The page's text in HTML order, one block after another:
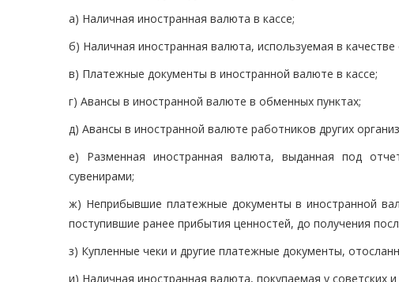
а) Наличная иностранная валюта в кассе;
б) Наличная иностранная валюта, используемая в качестве
в) Платежные документы в иностранной валюте в кассе;
г) Авансы в иностранной валюте в обменных пунктах;
д) Авансы в иностранной валюте работников других
е) Разменная иностранная валюта, выданная под
сувенирами;
ж) Неприбывшие платежные документы в иностранной
поступившие ранее прибытия ценностей, до получения
з) Купленные чеки и другие платежные документы,
и) Наличная иностранная валюта, покупаемая у советских